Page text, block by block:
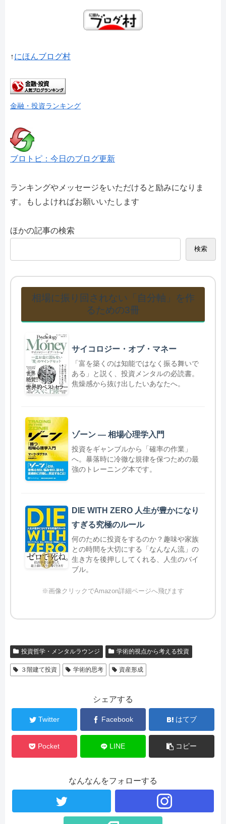
↑にほんブログ村
金融・投資ランキング
ブロトピ：今日のブログ更新
ランキングやメッセージをいただけると励みになりま
す。もしよければお願いいたします
ほかの記事の検索
検索
相場に振り回されない「自分軸」を作
るための3冊
サイコロジー・オブ・マネー
「富を築くのは知能ではなく振る舞いで
ある」と説く、投資メンタルの必読書。
焦燥感から抜け出したいあなたへ。
ゾーン ― 相場心理学入門
投資をギャンブルから「確率の作業」
へ。暴落時に冷徹な規律を保つための最
強のトレーニング本です。
DIE WITH ZERO 人生が豊かになり
すぎる究極のルール
何のために投資をするのか？趣味や家族
との時間を大切にする「なんなん流」の
生き方を後押ししてくれる、人生のバイ
ブル。
※画像クリックでAmazon詳細ページへ飛びます
投資哲学・メンタルラウンジ 学術的視点から考える投資
３階建て投資 学術的思考 資産形成
シェアする
Twitter Facebook はてブ
Pocket LINE コピー
なんなんをフォローする